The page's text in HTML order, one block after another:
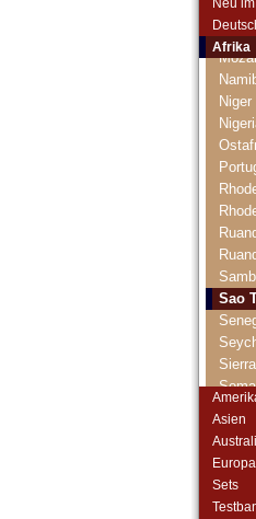
Afrika
Niger
Sao
Asien
Europa
Sets